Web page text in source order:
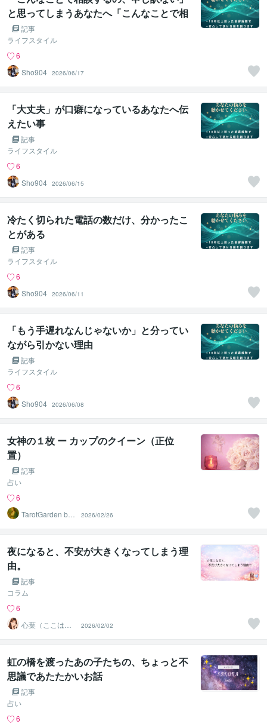
と思ってしまうあなたへ「こんなことで相
談するの、申し訳ない」と思ってしまうあ
なたへ
記事
ライフスタイル
6
Sho904 2026/06/17
「大丈夫」が口癖になっているあなたへ伝
えたい事
記事
ライフスタイル
6
Sho904 2026/06/15
冷たく切られた電話の数だけ、分かったこ
とがある
記事
ライフスタイル
6
Sho904 2026/06/11
「もう手遅れなんじゃないか」と分ってい
ながら引かない理由
記事
ライフスタイル
6
Sho904 2026/06/08
女神の１枚 ー カップのクイーン（正位
置）
記事
占い
6
TarotGarden by
2026/02/26
夜になると、不安が大きくなってしまう理
由。
記事
コラム
6
心葉（ここは）
♡
2026/02/02
虹の橋を渡ったあの子たちの、ちょっと不
思議であたたかいお話
記事
占い
6